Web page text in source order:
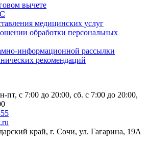
вычете
медицинских услуг
обработки персональных
информационной рассылки
рекомендаций
с 7:00 до 20:00, сб. с 7:00 до 20:00,
край, г. Сочи, ул. Гагарина, 19А